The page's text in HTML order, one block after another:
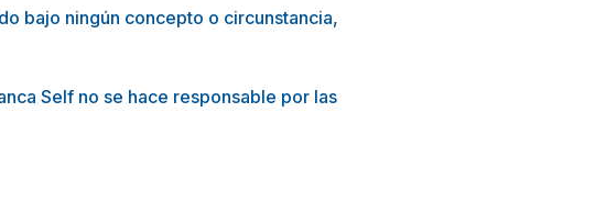
bajo ningún concepto o circunstancia,
Self no se hace responsable por las